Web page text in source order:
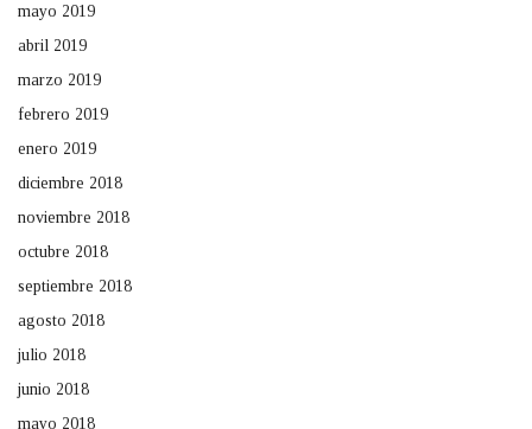
mayo 2019
abril 2019
marzo 2019
febrero 2019
enero 2019
diciembre 2018
noviembre 2018
octubre 2018
septiembre 2018
agosto 2018
julio 2018
junio 2018
mayo 2018